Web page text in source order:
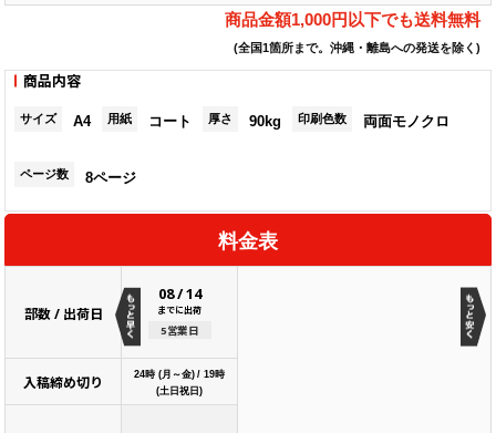
商品金額1,000円以下でも送料無料
(全国1箇所まで。沖縄・離島への発送を除く)
商品内容
サイズ A4 用紙 コート 厚さ 90kg 印刷色数 両面モノクロ
ページ数 8ページ
料金表
部数 / 出荷日
08/14
までに出荷
5営業日
入稿締め切り 24時 (月～金) / 19時
(土日祝日)